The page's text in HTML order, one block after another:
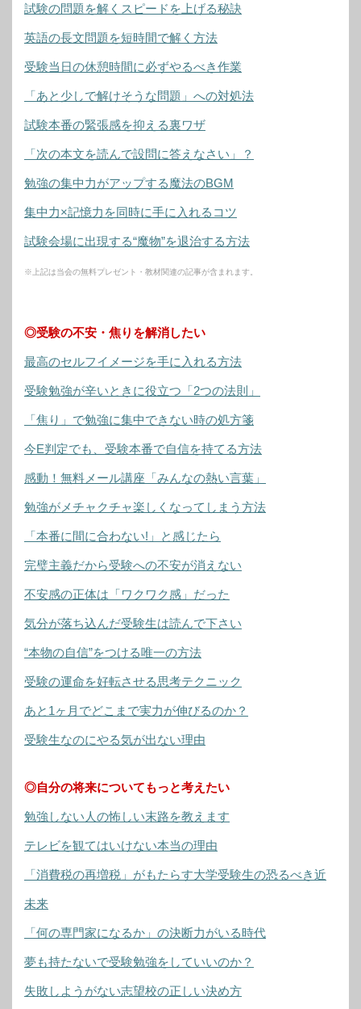
試験の問題を解くスピードを上げる秘訣
英語の長文問題を短時間で解く方法
受験当日の休憩時間に必ずやるべき作業
「あと少しで解けそうな問題」への対処法
試験本番の緊張感を抑える裏ワザ
「次の本文を読んで設問に答えなさい」？
勉強の集中力がアップする魔法のBGM
集中力×記憶力を同時に手に入れるコツ
試験会場に出現する“魔物”を退治する方法
※上記は当会の無料プレゼント・教材関連の記事が含まれます。
◎受験の不安・焦りを解消したい
最高のセルフイメージを手に入れる方法
受験勉強が辛いときに役立つ「2つの法則」
「焦り」で勉強に集中できない時の処方箋
今E判定でも、受験本番で自信を持てる方法
感動！無料メール講座「みんなの熱い言葉」
勉強がメチャクチャ楽しくなってしまう方法
「本番に間に合わない!」と感じたら
完璧主義だから受験への不安が消えない
不安感の正体は「ワクワク感」だった
気分が落ち込んだ受験生は読んで下さい
“本物の自信”をつける唯一の方法
受験の運命を好転させる思考テクニック
あと1ヶ月でどこまで実力が伸びるのか？
受験生なのにやる気が出ない理由
◎自分の将来についてもっと考えたい
勉強しない人の怖しい末路を教えます
テレビを観てはいけない本当の理由
「消費税の再増税」がもたらす大学受験生の恐るべき近
未来
「何の専門家になるか」の決断力がいる時代
夢も持たないで受験勉強をしていいのか？
失敗しようがない志望校の正しい決め方